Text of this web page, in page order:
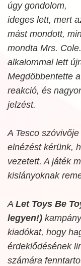
úgy gondolom,
ideges lett, mert
mást mondott,
mondta Mrs.
alkalommal lett
Megdöbbentette
reakció, és
jelzést.
A Tesco
elnézést kérünk,
vezetett. A játék
kislányoknak
A Let Toys Be
legyen!)
kiadókat, hogy
érdeklődésének
számára